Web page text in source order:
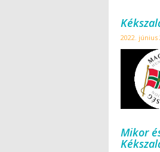
2022. június
Mikor